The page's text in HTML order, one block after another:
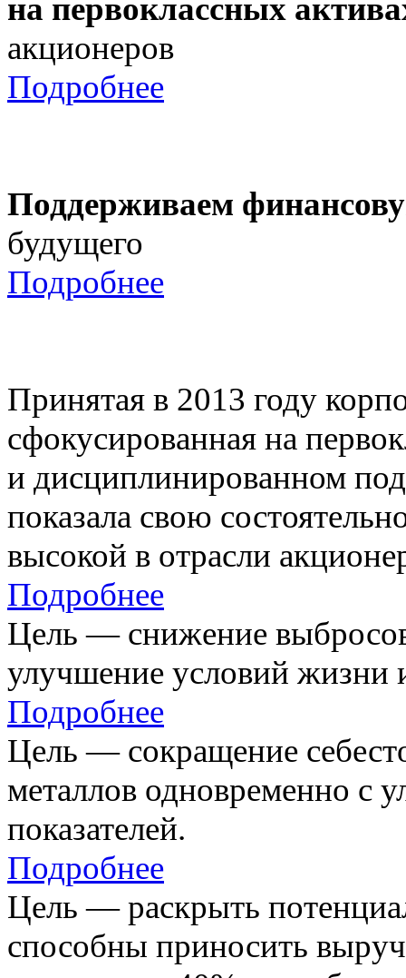
на первоклассных
акционеров
Подробнее
Поддерживаем
будущего
Подробнее
Принятая в 2013 году
сфокусированная на
и дисциплинированном
показала свою
высокой в отрасли
Подробнее
Цель — снижение
улучшение условий жизни
Подробнее
Цель — сокращение
металлов одновременно с
показателей.
Подробнее
Цель — раскрыть
способны приносить